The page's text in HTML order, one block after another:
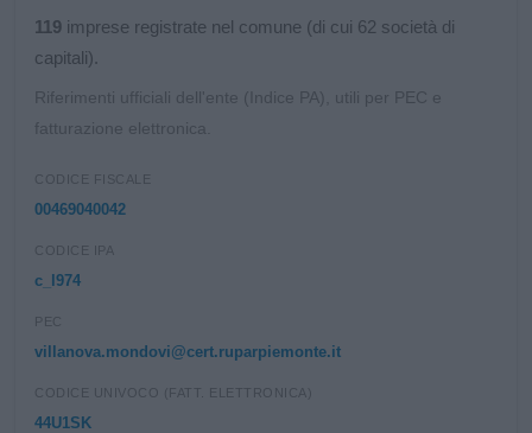
119 imprese registrate nel comune (di cui 62 società di
capitali).
Riferimenti ufficiali dell'ente (Indice PA), utili per PEC e
fatturazione elettronica.
CODICE FISCALE
00469040042
CODICE IPA
c_l974
PEC
villanova.mondovi@cert.ruparpiemonte.it
CODICE UNIVOCO (FATT. ELETTRONICA)
44U1SK